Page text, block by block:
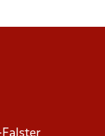
Falster